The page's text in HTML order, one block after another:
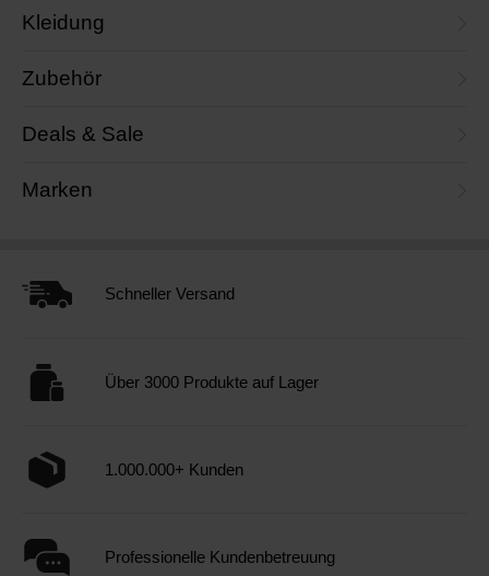
Kleidung
Zubehör
Deals & Sale
Marken
Schneller Versand
Über 3000 Produkte auf Lager
1.000.000+ Kunden
Professionelle Kundenbetreuung